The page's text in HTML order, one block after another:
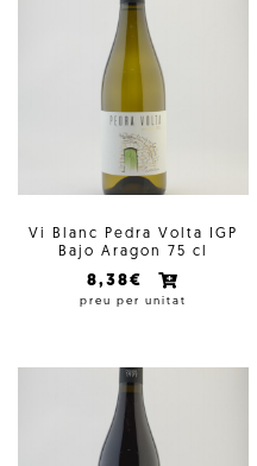
Vi Blanc Pedra Volta IGP
Bajo Aragon 75 cl
8,38€
preu per unitat